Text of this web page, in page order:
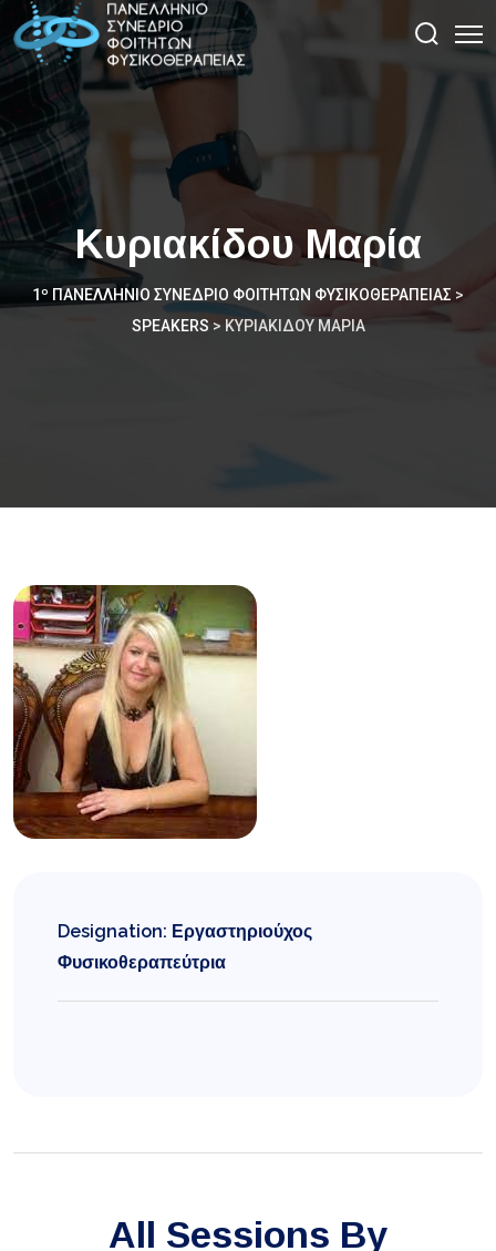
Κυριακίδου Μαρία
1º ΠΑΝΕΛΛΉΝΙΟ ΣΥΝΈΔΡΙΟ ΦΟΙΤΗΤΏΝ ΦΥΣΙΚΟΘΕΡΑΠΕΊΑΣ >
SPEAKERS > ΚΥΡΙΑΚΊΔΟΥ ΜΑΡΊΑ
Designation: Εργαστηριούχος
Φυσικοθεραπεύτρια
All Sessions By